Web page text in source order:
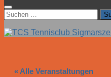
Suchen
nach:
« Alle Veranstaltungen